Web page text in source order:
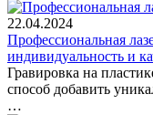
22.04.2024
Профессиональная
индивидуальность и
Гравировка на
способ добавить
…